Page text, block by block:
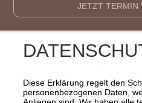
JETZT TERMIN
Diese Erklärung regelt den
personenbezogenen Daten,